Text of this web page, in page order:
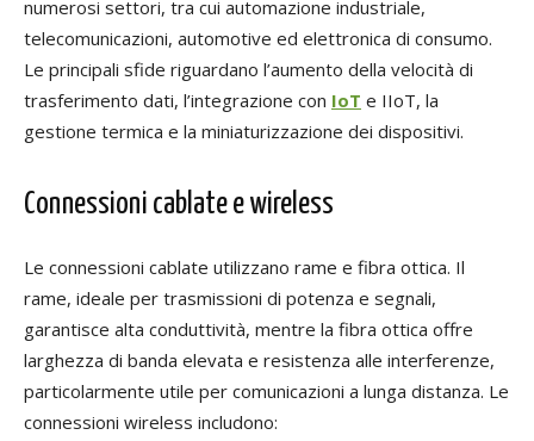
numerosi settori, tra cui automazione industriale,
telecomunicazioni, automotive ed elettronica di consumo.
Le principali sfide riguardano l’aumento della velocità di
trasferimento dati, l’integrazione con IoT e IIoT, la
gestione termica e la miniaturizzazione dei dispositivi.
Connessioni cablate e wireless
Le connessioni cablate utilizzano rame e fibra ottica. Il
rame, ideale per trasmissioni di potenza e segnali,
garantisce alta conduttività, mentre la fibra ottica offre
larghezza di banda elevata e resistenza alle interferenze,
particolarmente utile per comunicazioni a lunga distanza. Le
connessioni wireless includono: